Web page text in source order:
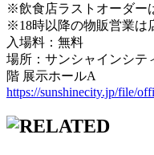
※飲食店ラストオーダー
※18時以降の物販営業は
入場料：無料
場所：サンシャインシテ
階 展示ホールA
https://sunshinecity.jp/file/